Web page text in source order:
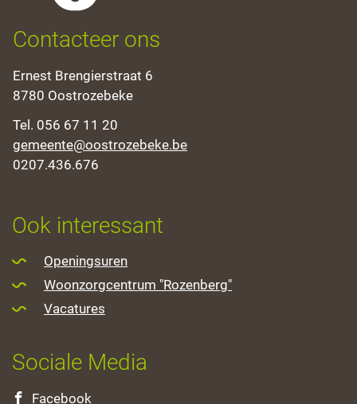
Contacteer ons
Adres
Ernest Brengierstraat 6
,8780 Oostrozebeke
Tel. 056 67 11 20
E-
mail
gemeente@oostrozebeke.be
Ondernemingsnummer
0207.436.676
Ook interessant
Openingsuren
Woonzorgcentrum "Rozenberg"
Vacatures
Sociale Media
Facebook